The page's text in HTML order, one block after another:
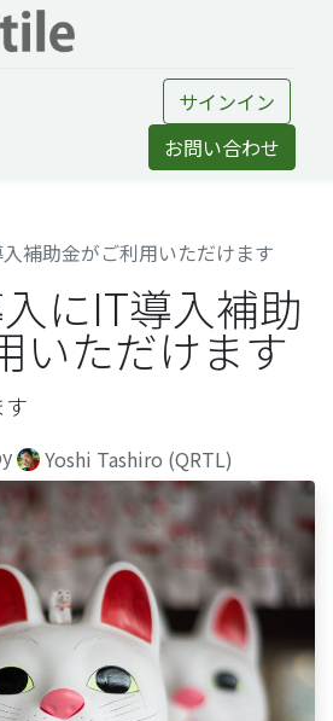
サインイン
お問い合わせ
補助金がご利用いただけます
にIT導入補助
いただけます
Yoshi Tashiro (QRTL)